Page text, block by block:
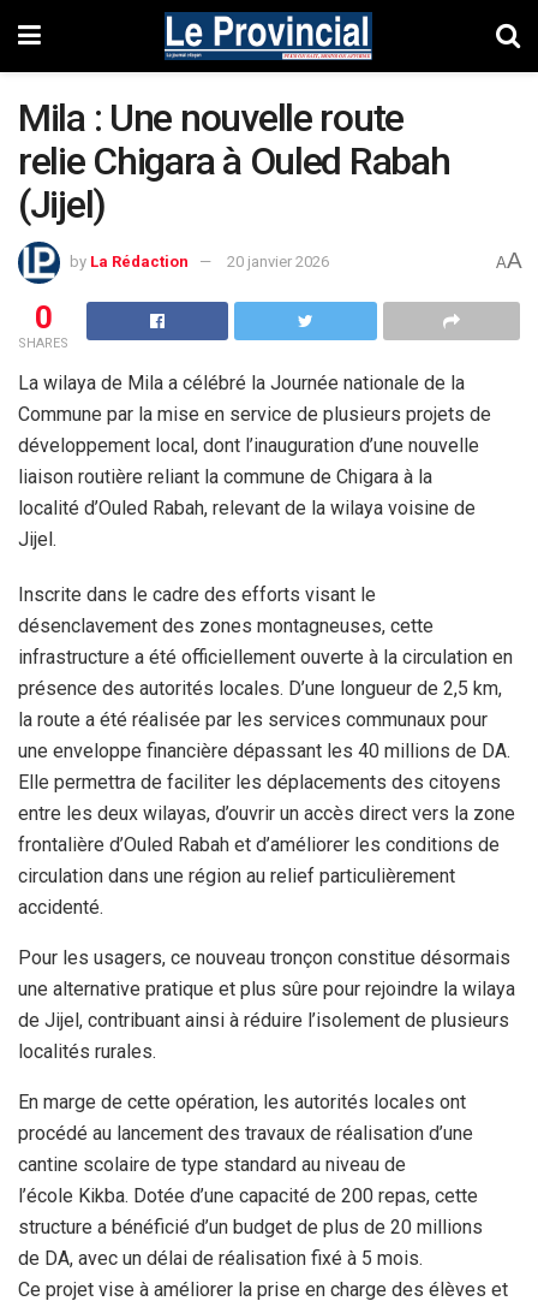
Mila : Une nouvelle route
relie Chigara à Ouled Rabah
(Jijel)
by La Rédaction 20 janvier 2026 AA
0
SHARES
La wilaya de Mila a célébré la Journée nationale de la
Commune par la mise en service de plusieurs projets de
développement local, dont l’inauguration d’une nouvelle
liaison routière reliant la commune de Chigara à la
localité d’Ouled Rabah, relevant de la wilaya voisine de
Jijel.
Inscrite dans le cadre des efforts visant le
désenclavement des zones montagneuses, cette
infrastructure a été officiellement ouverte à la circulation en
présence des autorités locales. D’une longueur de 2,5 km,
la route a été réalisée par les services communaux pour
une enveloppe financière dépassant les 40 millions de DA.
Elle permettra de faciliter les déplacements des citoyens
entre les deux wilayas, d’ouvrir un accès direct vers la zone
frontalière d’Ouled Rabah et d’améliorer les conditions de
circulation dans une région au relief particulièrement
accidenté.
Pour les usagers, ce nouveau tronçon constitue désormais
une alternative pratique et plus sûre pour rejoindre la wilaya
de Jijel, contribuant ainsi à réduire l’isolement de plusieurs
localités rurales.
En marge de cette opération, les autorités locales ont
procédé au lancement des travaux de réalisation d’une
cantine scolaire de type standard au niveau de
l’école Kikba. Dotée d’une capacité de 200 repas, cette
structure a bénéficié d’un budget de plus de 20 millions
de DA, avec un délai de réalisation fixé à 5 mois.
Ce projet vise à améliorer la prise en charge des élèves et